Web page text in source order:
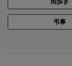
街歩き
弔事